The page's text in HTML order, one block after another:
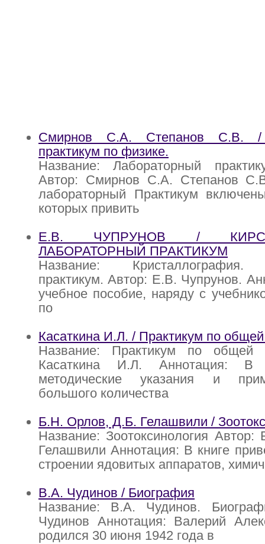
Смирнов С.А. Степанов С.В. /
практикум по физике.
Название: Лабораторный
Автор: Смирнов С.А. Степанов
лабораторный Практикум
которых привить
Е.В. ЧУПРУНОВ /
ЛАБОРАТОРНЫЙ ПРАКТИКУМ
Название: Кристаллография.
практикум. Автор: Е.В. Чупрунов.
учебное пособие, наряду с
по
Касаткина И.Л. / Практикум по
Название: Практикум по общей
Касаткина И.Л. Аннотация: В
методические указания и
большого количества
Б.Н. Орлов, Д.Б. Гелашвили /
Название: Зоотоксинология
Гелашвили Аннотация: В книге
строении ядовитых аппаратов,
В.А. Чудинов / Биография
Название: В.А. Чудинов.
Чудинов Аннотация: Валерий
родился 30 июня 1942 года в